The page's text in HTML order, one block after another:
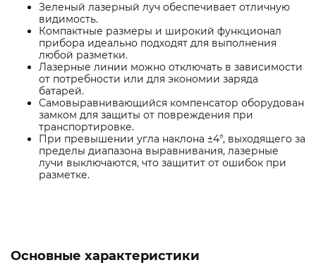
Зеленый лазерный луч обеспечивает отличную
видимость.
Компактные размеры и широкий функционал
прибора идеально подходят для выполнения
любой разметки.
Лазерные линии можно отключать в зависимости
от потребности или для экономии заряда
батарей.
Самовыравнивающийся компенсатор оборудован
замком для защиты от повреждения при
транспортировке.
При превышении угла наклона ±4°, выходящего за
пределы диапазона выравнивания, лазерные
лучи выключаются, что защитит от ошибок при
разметке.
Основные характеристики